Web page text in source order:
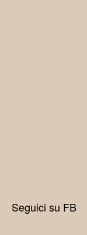
Seguici su FB